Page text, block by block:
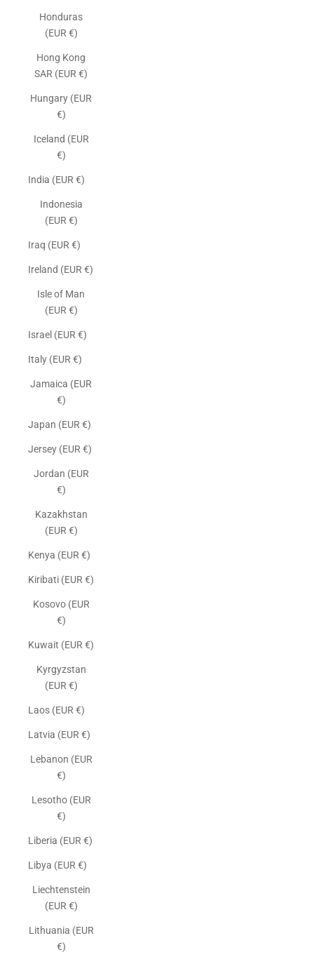
Honduras
(EUR €)
Hong Kong
SAR (EUR €)
Hungary (EUR
€)
Iceland (EUR
€)
India (EUR €)
Indonesia
(EUR €)
Iraq (EUR €)
Ireland (EUR €)
Isle of Man
(EUR €)
Israel (EUR €)
Italy (EUR €)
Jamaica (EUR
€)
Japan (EUR €)
Jersey (EUR €)
Jordan (EUR
€)
Kazakhstan
(EUR €)
Kenya (EUR €)
Kiribati (EUR €)
Kosovo (EUR
€)
Kuwait (EUR €)
Kyrgyzstan
(EUR €)
Laos (EUR €)
Latvia (EUR €)
Lebanon (EUR
€)
Lesotho (EUR
€)
Liberia (EUR €)
Libya (EUR €)
Liechtenstein
(EUR €)
Lithuania (EUR
€)